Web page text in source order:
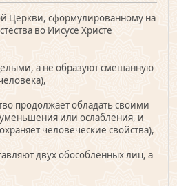
Церкви, сформулированному на
во Иисусе Христе
а не образуют смешанную
продолжает обладать своими
или ослабления, и
человеческие свойства),
двух обособленных лиц, а